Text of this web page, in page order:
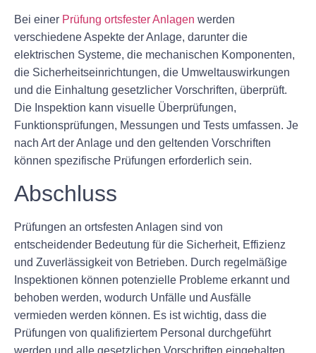
Bei einer Prüfung ortsfester Anlagen werden
verschiedene Aspekte der Anlage, darunter die
elektrischen Systeme, die mechanischen Komponenten,
die Sicherheitseinrichtungen, die Umweltauswirkungen
und die Einhaltung gesetzlicher Vorschriften, überprüft.
Die Inspektion kann visuelle Überprüfungen,
Funktionsprüfungen, Messungen und Tests umfassen. Je
nach Art der Anlage und den geltenden Vorschriften
können spezifische Prüfungen erforderlich sein.
Abschluss
Prüfungen an ortsfesten Anlagen sind von
entscheidender Bedeutung für die Sicherheit, Effizienz
und Zuverlässigkeit von Betrieben. Durch regelmäßige
Inspektionen können potenzielle Probleme erkannt und
behoben werden, wodurch Unfälle und Ausfälle
vermieden werden können. Es ist wichtig, dass die
Prüfungen von qualifiziertem Personal durchgeführt
werden und alle gesetzlichen Vorschriften eingehalten